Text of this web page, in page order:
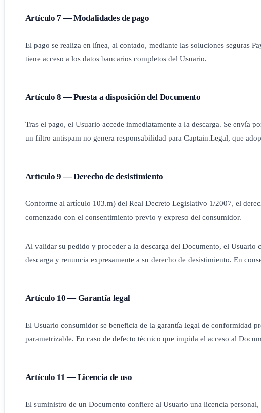
Artículo 7 — Modalidades de pago
El pago se realiza en línea, al contado, mediante las soluciones seguras
tiene acceso a los datos bancarios completos del Usuario.
Artículo 8 — Puesta a disposición del Documento
Tras el pago, el Usuario accede inmediatamente a la descarga. Se envía
un filtro antispam no genera responsabilidad para Captain.Legal, que
Artículo 9 — Derecho de desistimiento
Conforme al artículo 103.m) del Real Decreto Legislativo 1/2007, el
comenzado con el consentimiento previo y expreso del consumidor.
Al validar su pedido y proceder a la descarga del Documento, el Usuario
descarga y renuncia expresamente a su derecho de desistimiento. En
Artículo 10 — Garantía legal
El Usuario consumidor se beneficia de la garantía legal de conformidad
parametrizable. En caso de defecto técnico que impida el acceso al
Artículo 11 — Licencia de uso
El suministro de un Documento confiere al Usuario una licencia